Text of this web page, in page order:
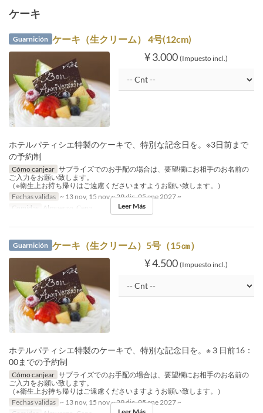
ケーキ
Guarnición ケーキ（生クリーム） 4号(12cm)
¥ 3.000 (Impuesto incl.)
ホテルパティシエ特製のケーキで、特別な記念日を。※3日前まで
の予約制
Cómo canjear サプライズでのお手配の場合は、要望欄にお相手のお名前の
ご入力をお願い致します。
（※衛生上お持ち帰りはご遠慮くださいますようお願い致します。）
Fechas validas ~ 13 nov, 15 nov ~ 29 dic, 05 ene 2027 ~
Comidas
Almuerzo, Cena Leer Más
Guarnición ケーキ（生クリーム）5号（15㎝）
¥ 4.500 (Impuesto incl.)
ホテルパティシエ特製のケーキで、特別な記念日を。※３日前16：
00までの予約制
Cómo canjear サプライズでのお手配の場合は、要望欄にお相手のお名前の
ご入力をお願い致します。
（※衛生上お持ち帰りはご遠慮くださいますようお願い致します。）
Fechas validas ~ 13 nov, 15 nov ~ 29 dic, 05 ene 2027 ~